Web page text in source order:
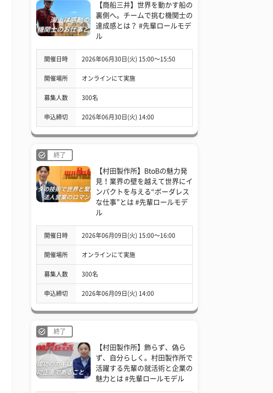
【商船三井】世界を動かす船の
裏側へ。チームで挑む機関士の
達成感とは？ #先輩ロールモデ
ル
開催日時 2026年06月30日(火) 15:00〜15:50
開催場所 オンラインにて実施
募集人数 300名
申込締切 2026年06月30日(火) 14:00
終了
【村田製作所】BtoBの魅力発
見！業界の壁を越えて世界にイ
ンパクトを与える“ボーダレス
な仕事”とは #先輩ロールモデ
ル
開催日時 2026年06月09日(火) 15:00〜16:00
開催場所 オンラインにて実施
募集人数 300名
申込締切 2026年06月09日(火) 14:00
終了
【村田製作所】飾らず、偽ら
ず、自分らしく。村田製作所で
活躍する先輩の就活術と企業の
魅力とは #先輩ロールモデル